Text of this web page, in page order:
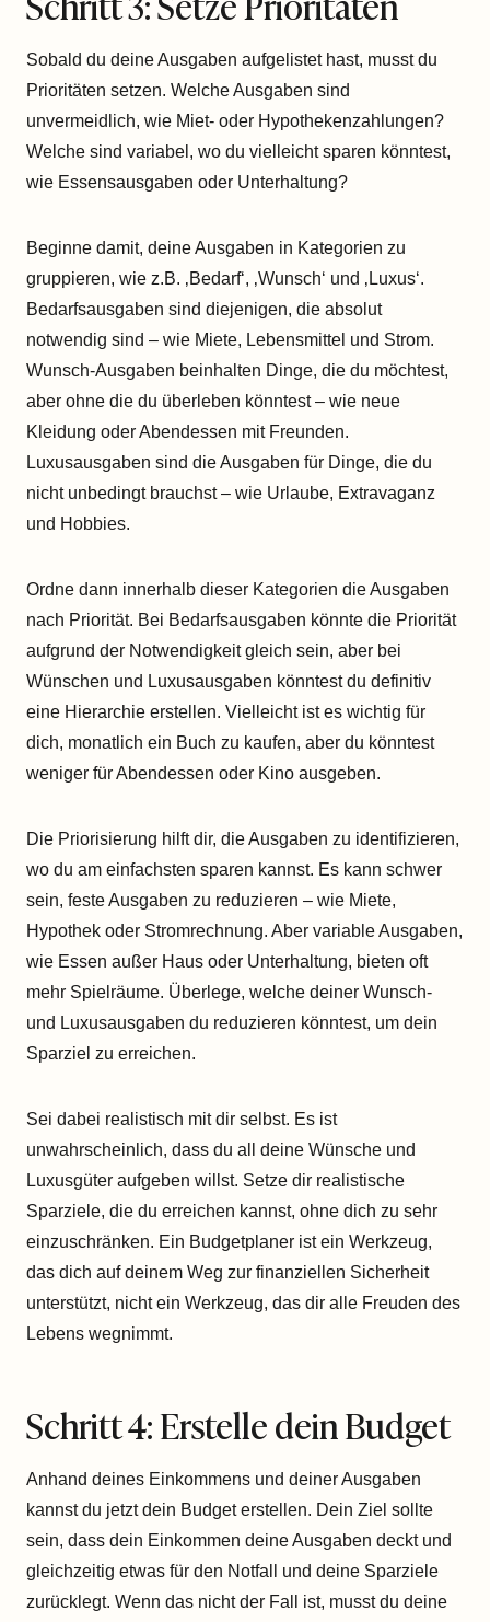
Sobald du deine Ausgaben aufgelistet hast, musst du
Prioritäten setzen. Welche Ausgaben sind
unvermeidlich, wie Miet- oder Hypothekenzahlungen?
Welche sind variabel, wo du vielleicht sparen könntest,
wie Essensausgaben oder Unterhaltung?
Beginne damit, deine Ausgaben in Kategorien zu
gruppieren, wie z.B. ‚Bedarf‘, ‚Wunsch‘ und ‚Luxus‘.
Bedarfsausgaben sind diejenigen, die absolut
notwendig sind – wie Miete, Lebensmittel und Strom.
Wunsch-Ausgaben beinhalten Dinge, die du möchtest,
aber ohne die du überleben könntest – wie neue
Kleidung oder Abendessen mit Freunden.
Luxusausgaben sind die Ausgaben für Dinge, die du
nicht unbedingt brauchst – wie Urlaube, Extravaganz
und Hobbies.
Ordne dann innerhalb dieser Kategorien die Ausgaben
nach Priorität. Bei Bedarfsausgaben könnte die Priorität
aufgrund der Notwendigkeit gleich sein, aber bei
Wünschen und Luxusausgaben könntest du definitiv
eine Hierarchie erstellen. Vielleicht ist es wichtig für
dich, monatlich ein Buch zu kaufen, aber du könntest
weniger für Abendessen oder Kino ausgeben.
Die Priorisierung hilft dir, die Ausgaben zu identifizieren,
wo du am einfachsten sparen kannst. Es kann schwer
sein, feste Ausgaben zu reduzieren – wie Miete,
Hypothek oder Stromrechnung. Aber variable Ausgaben,
wie Essen außer Haus oder Unterhaltung, bieten oft
mehr Spielräume. Überlege, welche deiner Wunsch-
und Luxusausgaben du reduzieren könntest, um dein
Sparziel zu erreichen.
Sei dabei realistisch mit dir selbst. Es ist
unwahrscheinlich, dass du all deine Wünsche und
Luxusgüter aufgeben willst. Setze dir realistische
Sparziele, die du erreichen kannst, ohne dich zu sehr
einzuschränken. Ein Budgetplaner ist ein Werkzeug,
das dich auf deinem Weg zur finanziellen Sicherheit
unterstützt, nicht ein Werkzeug, das dir alle Freuden des
Lebens wegnimmt.
Schritt 4: Erstelle dein Budget
Anhand deines Einkommens und deiner Ausgaben
kannst du jetzt dein Budget erstellen. Dein Ziel sollte
sein, dass dein Einkommen deine Ausgaben deckt und
gleichzeitig etwas für den Notfall und deine Sparziele
zurücklegt. Wenn das nicht der Fall ist, musst du deine